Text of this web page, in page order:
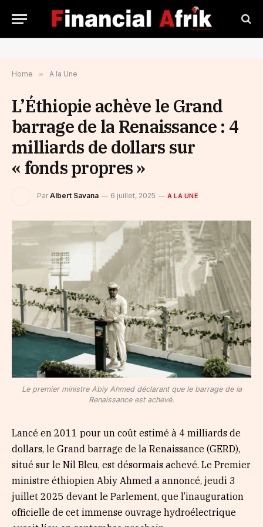
Home » A la Une
L’Éthiopie achève le Grand
barrage de la Renaissance : 4
milliards de dollars sur
« fonds propres »
Par Albert Savana 6 juillet, 2025 A LA UNE
Le premier ministre Abiy Ahmed déclarant que le barrage de la
Renaissance est achevé.
Lancé en 2011 pour un coût estimé à 4 milliards de
dollars, le Grand barrage de la Renaissance (GERD),
situé sur le Nil Bleu, est désormais achevé. Le Premier
ministre éthiopien Abiy Ahmed a annoncé, jeudi 3
juillet 2025 devant le Parlement, que l’inauguration
officielle de cet immense ouvrage hydroélectrique